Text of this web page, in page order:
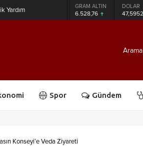
DOLAR
47,5952
EURO
55,0664
Spor Gündem
Konseyi’e Veda Ziyareti